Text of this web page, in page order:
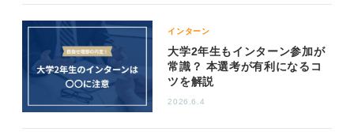
ているものも多く、本選考に直結することもあります。
そのため、志望業界や企業を絞り込むのに有効です。ま
た、これより遅い時期のインターンでしたら、少人数制
で実務に深くかかわるものが増え、そのまま内定につな
げられるケースも出てきます。
初めてインターンに参加するなら、大学2年生の終わりか
インターン
大学2年生もインターン参加が
常識？ 本選考が有利になるコ
ツを解説
2026.6.4